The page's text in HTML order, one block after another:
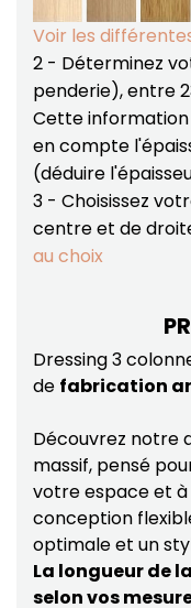
Voir les
2 - Déterminez
penderie), entre
Cette
en compte
(déduire
3 - Choisissez
centre et de
au choix
Dressing 3
de fabrication
Découvrez notre
massif, pensé
votre espace et à
conception
optimale et un
La longueur de
selon vos